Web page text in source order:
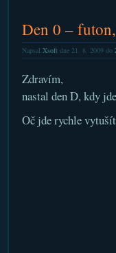
Den 0 –
Napsal Xsoftdne 21. 8. 2009 do
Zdravím,
nastal den D, kdy
Oč jde rychle